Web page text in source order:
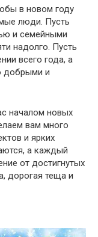
в новом году
люди. Пусть
и семейными
надолго. Пусть
всего года, а
добрыми и
началом новых
вам много
и ярких
а каждый
от достигнутых
дорогая теща и